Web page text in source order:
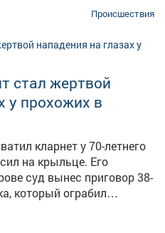
в
техника. Камеры
мгновенно
зашедшего на вокзал, с
полиции. Как только
дежурный наряд
оперативно задержал
в розыске. По его
в Челябинске и
автомобилей. В
пару месяцев назад, а на
просто встречал
Происшествия
стал жертвой
у прохожих в
кларнет у 70-летнего
на крыльце. Его
который ограбил
полиция Кузбасса,
подошёл к 70-